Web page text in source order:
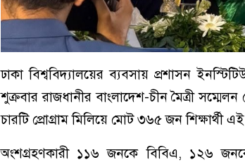
ঢাকা বিশ্ববিদ্যালয়ের ব্যবসায় প্রশাসন
শুক্রবার রাজধানীর বাংলাদেশ-চীন মৈত্রী
চারটি প্রোগ্রাম মিলিয়ে মোট ৩৬৫ জন শিক্ষার্থী
অংশগ্রহণকারী ১১৬ জনকে বিবিএ, ১২৬